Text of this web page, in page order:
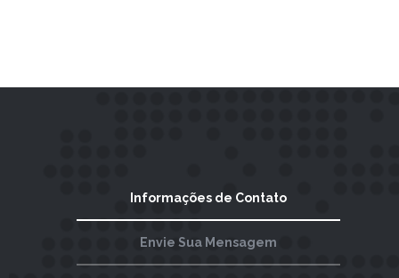
Informações de Contato
Envie Sua Mensagem